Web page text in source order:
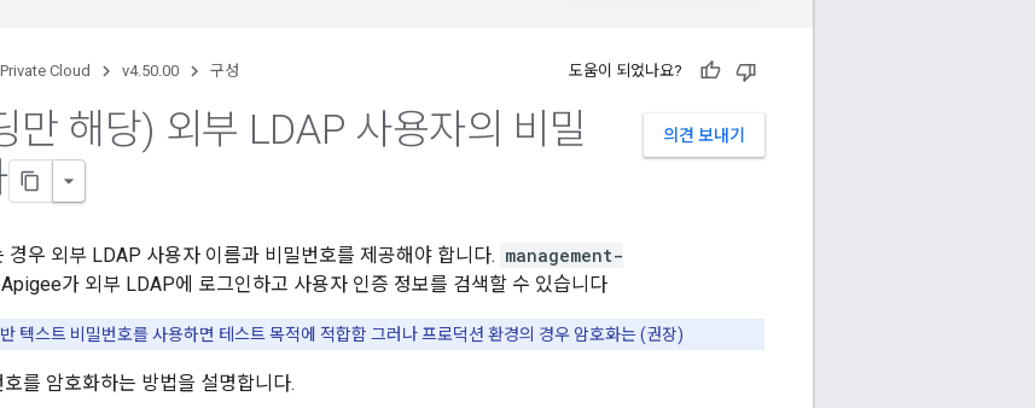
Cloud v4.50.00 구성 도움이 되었나요?
의견 보내기
만 해당) 외부 LDAP 사용자의 비밀
경우 외부 LDAP 사용자 이름과 비밀번호를 제공해야 합니다. management-
가 외부 LDAP에 로그인하고 사용자 인증 정보를 검색할 수 있습니다
텍스트 비밀번호를 사용하면 테스트 목적에 적합함 그러나 프로덕션 환경의 경우 암호화는 (권장)
를 암호화하는 방법을 설명합니다.